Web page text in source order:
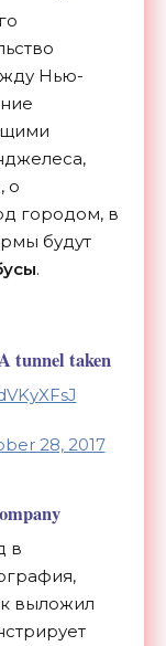
Нью-
о
городом, в
будут
.
tunnel taken
28, 2017
в
выложил